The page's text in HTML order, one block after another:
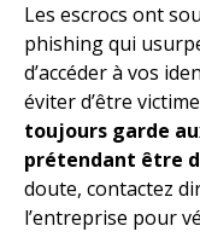
Les escrocs ont
phishing qui
d’accéder à vos
éviter d’être
toujours garde
prétendant être
doute, contactez
l’entreprise pour